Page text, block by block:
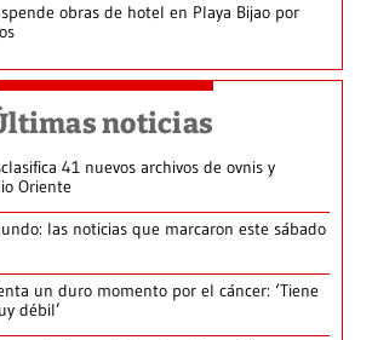
obras de hotel en Playa Bijao por
noticias
41 nuevos archivos de ovnis y
Oriente
las noticias que marcaron este sábado
un duro momento por el cáncer: ‘Tiene
débil’